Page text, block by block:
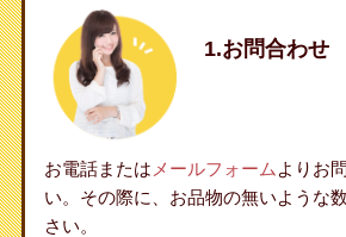
1.お問合わせ
お電話または メールフォーム よりお
い。その際に、お品物の無いような
さい。